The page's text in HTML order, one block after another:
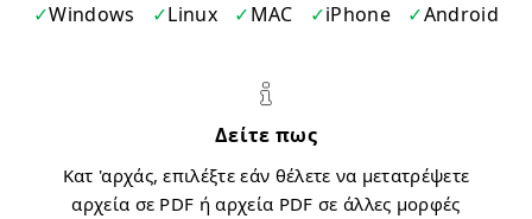
Windows Linux MAC iPhone Android
Δείτε πως
Κατ 'αρχάς, επιλέξτε εάν θέλετε να μετατρέψετε
αρχεία σε PDF ή αρχεία PDF σε άλλες μορφές